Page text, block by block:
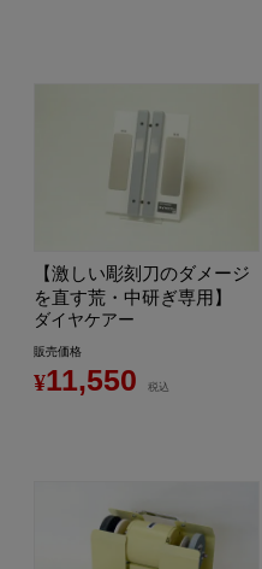
【激しい彫刻刀のダメージ
を直す荒・中研ぎ専用】
ダイヤケアー
販売価格
¥11,550 税込